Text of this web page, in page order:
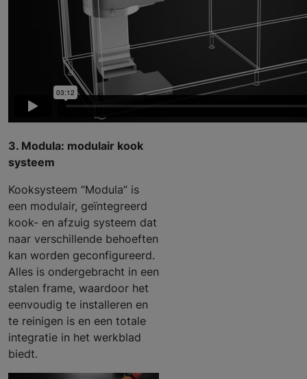
3. Modula: modulair kook
systeem
Kooksysteem “Modula” is
een modulair, geïntegreerd
kook- en afzuig systeem dat
naar verschillende behoeften
kan worden geconfigureerd.
Alles is ondergebracht in een
stalen frame, waardoor het
eenvoudig te installeren en
te reinigen is en een totale
integratie in het werkblad
biedt.